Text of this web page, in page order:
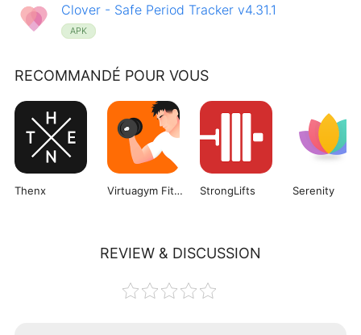
Clover - Safe Period Tracker v4.31.1
APK
RECOMMANDÉ POUR VOUS
Thenx Virtuagym Fitness StrongLifts Serenity
REVIEW & DISCUSSION